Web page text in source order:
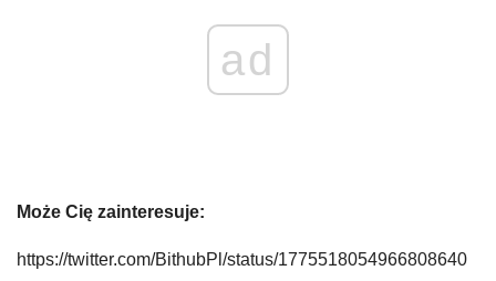
ad
Może Cię zainteresuje:
https://twitter.com/BithubPl/status/1775518054966808640